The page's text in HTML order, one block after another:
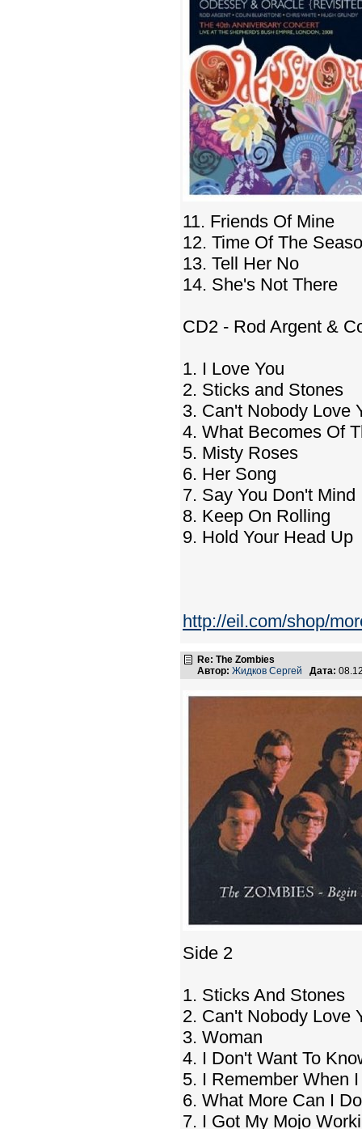
11. Friends Of Mine
12. Time Of The
13. Tell Her No
14. She's Not There
CD2 - Rod Argent &
1. I Love You
2. Sticks and Stones
3. Can't Nobody Love
4. What Becomes Of
5. Misty Roses
6. Her Song
7. Say You Don't Mind
8. Keep On Rolling
9. Hold Your Head Up
http://eil.com/shop/
Re: The Zombies
Автор: Жидков Сергей Дата:
Side 2
1. Sticks And Stones
2. Can't Nobody Love
3. Woman
4. I Don't Want To
5. I Remember When
6. What More Can I Do
7. I Got My Mojo